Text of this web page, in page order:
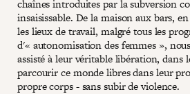
chaînes introduites par la subversion
insaisissable. De la maison aux bars,
les lieux de travail, malgré tous les
d'« autonomisation des femmes »,
assisté à leur véritable libération, dans
parcourir ce monde libres dans leur
propre corps - sans subir de violence.